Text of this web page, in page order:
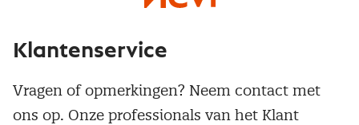
Klantenservice
Vragen of opmerkingen? Neem contact met
ons op. Onze professionals van het Klant